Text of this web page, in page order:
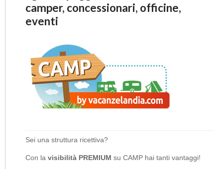
camper, concessionari, officine,
eventi
Sei una struttura ricettiva?
Con la visibilità PREMIUM su CAMP hai tanti vantaggi!